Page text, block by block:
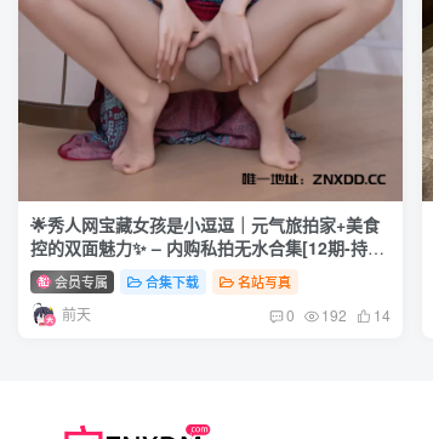
🌟秀人网宝藏女孩是小逗逗｜元气旅拍家+美食
控的双面魅力✨ – 内购私拍无水合集[12期-持续
更新]会员专属 合集下载 名站写真
前天 0 192 14